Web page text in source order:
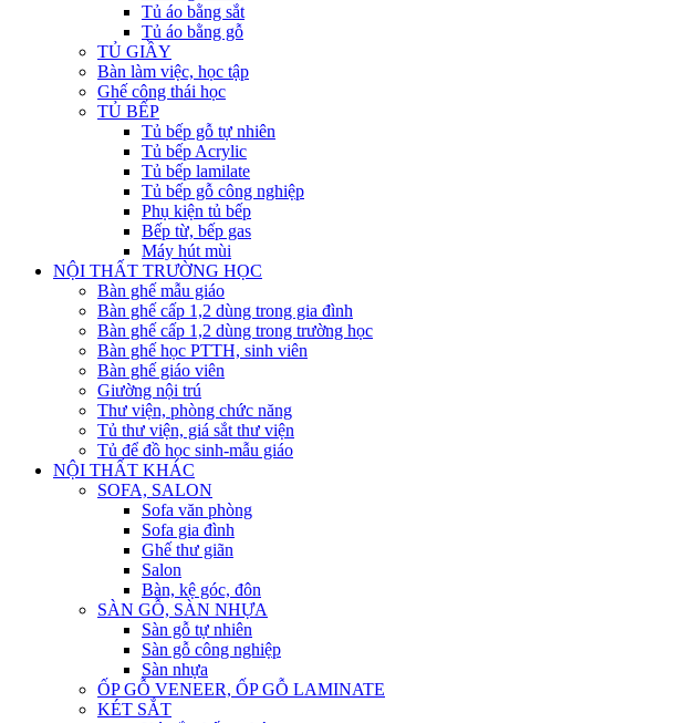
Tủ áo bằng sắt
Tủ áo bằng gỗ
TỦ GIẦY
Bàn làm việc, học tập
Ghế công thái học
TỦ BẾP
Tủ bếp gỗ tự nhiên
Tủ bếp Acrylic
Tủ bếp lamilate
Tủ bếp gỗ công nghiệp
Phụ kiện tủ bếp
Bếp từ, bếp gas
Máy hút mùi
NỘI THẤT TRƯỜNG HỌC
Bàn ghế mẫu giáo
Bàn ghế cấp 1,2 dùng trong gia đình
Bàn ghế cấp 1,2 dùng trong trường học
Bàn ghế học PTTH, sinh viên
Bàn ghế giáo viên
Giường nội trú
Thư viện, phòng chức năng
Tủ thư viện, giá sắt thư viện
Tủ để đồ học sinh-mẫu giáo
NỘI THẤT KHÁC
SOFA, SALON
Sofa văn phòng
Sofa gia đình
Ghế thư giãn
Salon
Bàn, kệ góc, đôn
SÀN GỖ, SÀN NHỰA
Sàn gỗ tự nhiên
Sàn gỗ công nghiệp
Sàn nhựa
ỐP GỖ VENEER, ỐP GỖ LAMINATE
KÉT SẮT